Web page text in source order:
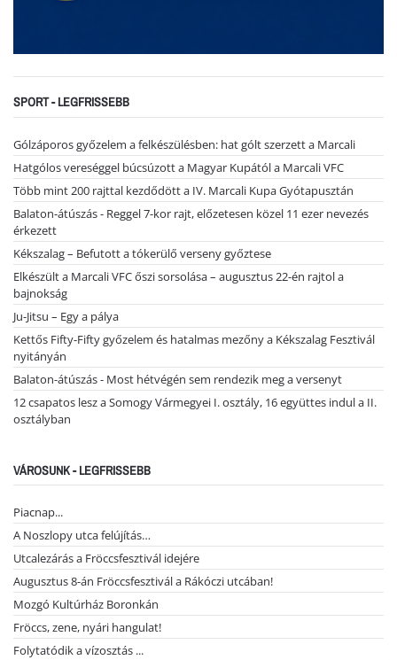
SPORT - LEGFRISSEBB
Gólzáporos győzelem a felkészülésben: hat gólt szerzett a Marcali
Hatgólos vereséggel búcsúzott a Magyar Kupától a Marcali VFC
Több mint 200 rajttal kezdődött a IV. Marcali Kupa Gyótapusztán
Balaton-átúszás - Reggel 7-kor rajt, előzetesen közel 11 ezer nevezés
érkezett
Kékszalag – Befutott a tókerülő verseny győztese
Elkészült a Marcali VFC őszi sorsolása – augusztus 22-én rajtol a
bajnokság
Ju-Jitsu – Egy a pálya
Kettős Fifty-Fifty győzelem és hatalmas mezőny a Kékszalag Fesztivál
nyitányán
Balaton-átúszás - Most hétvégén sem rendezik meg a versenyt
12 csapatos lesz a Somogy Vármegyei I. osztály, 16 együttes indul a II.
osztályban
VÁROSUNK - LEGFRISSEBB
Piacnap...
A Noszlopy utca felújítás…
Utcalezárás a Fröccsfesztivál idejére
Augusztus 8-án Fröccsfesztivál a Rákóczi utcában!
Mozgó Kultúrház Boronkán
Fröccs, zene, nyári hangulat!
Folytatódik a vízosztás ...